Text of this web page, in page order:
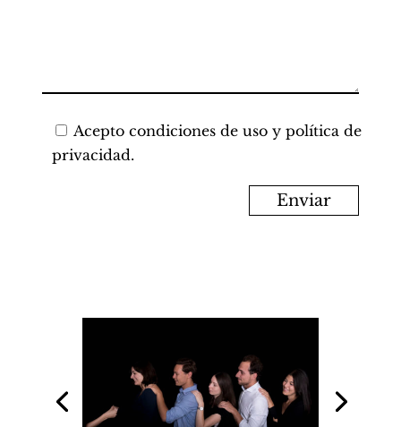
Aceptocondiciones de uso y política de
privacidad.